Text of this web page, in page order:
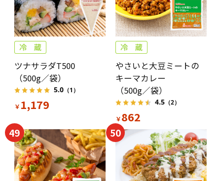
ツナサラダT500
（500g／袋）
5.0 （1）
￥ 1,179
やさいと大豆ミートの
キーマカレー
（500g／袋）
4.5 （2）
￥862
49 50